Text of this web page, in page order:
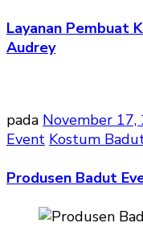
Layanan Pembuat
Audrey
pada November 17,
Event Kostum
Produsen Badut